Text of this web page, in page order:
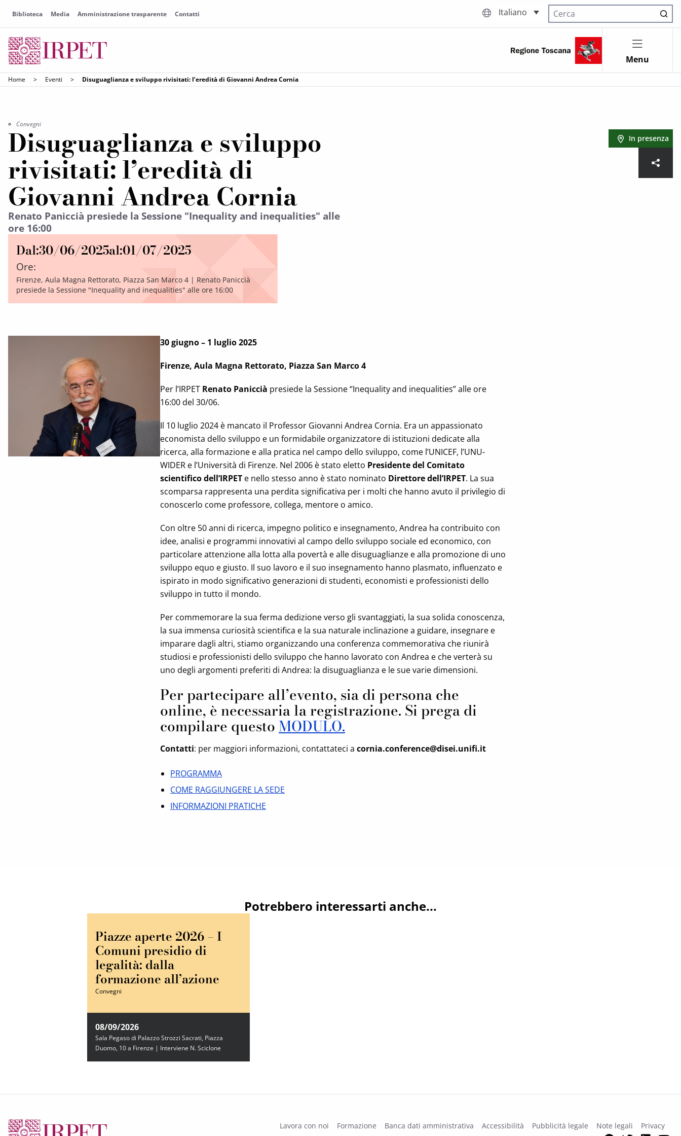
Biblioteca Media Amministrazione trasparente Contatti Italiano
Cerca nel sito
Menu
Home > Eventi > Disuguaglianza e sviluppo rivisitati: l’eredità di Giovanni Andrea Cornia
Convegni
Disuguaglianza e sviluppo
rivisitati: l’eredità di
Giovanni Andrea Cornia
Renato Paniccià presiede la Sessione "Inequality and inequalities" alle
ore 16:00
In presenza
Dal:30/06/2025al:01/07/2025
Ore:
Firenze, Aula Magna Rettorato, Piazza San Marco 4 | Renato Paniccià
presiede la Sessione "Inequality and inequalities" alle ore 16:00
30 giugno – 1 luglio 2025
Firenze, Aula Magna Rettorato, Piazza San Marco 4
Per l’IRPET Renato Paniccià presiede la Sessione “Inequality and inequalities” alle ore
16:00 del 30/06.
Il 10 luglio 2024 è mancato il Professor Giovanni Andrea Cornia. Era un appassionato
economista dello sviluppo e un formidabile organizzatore di istituzioni dedicate alla
ricerca, alla formazione e alla pratica nel campo dello sviluppo, come l’UNICEF, l’UNU-
WIDER e l’Università di Firenze. Nel 2006 è stato eletto Presidente del Comitato
scientifico dell’IRPET e nello stesso anno è stato nominato Direttore dell’IRPET. La sua
scomparsa rappresenta una perdita significativa per i molti che hanno avuto il privilegio di
conoscerlo come professore, collega, mentore o amico.
Con oltre 50 anni di ricerca, impegno politico e insegnamento, Andrea ha contribuito con
idee, analisi e programmi innovativi al campo dello sviluppo sociale ed economico, con
particolare attenzione alla lotta alla povertà e alle disuguaglianze e alla promozione di uno
sviluppo equo e giusto. Il suo lavoro e il suo insegnamento hanno plasmato, influenzato e
ispirato in modo significativo generazioni di studenti, economisti e professionisti dello
sviluppo in tutto il mondo.
Per commemorare la sua ferma dedizione verso gli svantaggiati, la sua solida conoscenza,
la sua immensa curiosità scientifica e la sua naturale inclinazione a guidare, insegnare e
imparare dagli altri, stiamo organizzando una conferenza commemorativa che riunirà
studiosi e professionisti dello sviluppo che hanno lavorato con Andrea e che verterà su
uno degli argomenti preferiti di Andrea: la disuguaglianza e le sue varie dimensioni.
Per partecipare all’evento, sia di persona che
online, è necessaria la registrazione. Si prega di
compilare questoMODULO.
Contatti: per maggiori informazioni, contattateci a cornia.conference@disei.unifi.it
PROGRAMMA
COME RAGGIUNGERE LA SEDE
INFORMAZIONI PRATICHE
Potrebbero interessarti anche...
Piazze aperte 2026 – I
Comuni presidio di
legalità: dalla
formazione all’azione
Convegni
08/09/2026
Sala Pegaso di Palazzo Strozzi Sacrati, Piazza
Duomo, 10 a Firenze | Interviene N. Sciclone
Lavora con noi Formazione Banca dati amministrativa Accessibilità Pubblicità legale Note legali Privacy